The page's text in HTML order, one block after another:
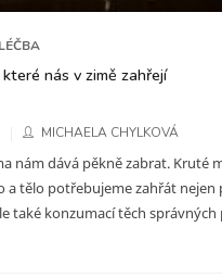
nás v zimě zahřejí
MICHAELA CHYLKOVÁ
nám dává pěkně zabrat. Kruté
a tělo potřebujeme zahřát nejen
také konzumací těch